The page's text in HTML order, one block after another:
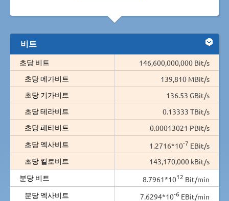
비트
초당 비트
146,600,000,000 Bit/s
초당 메가비트
139,810 MBit/s
초당 기가비트
136.53 GBit/s
초당 테라비트
0.13333 TBit/s
초당 페타비트
0.00013021 PBit/s
초당 엑사비트
1.2716*10-7 EBit/s
초당 킬로비트
143,170,000 kBit/s
분당 비트
8.7961*1012 Bit/min
분당 엑사비트
7.6294*10-6 EBit/min